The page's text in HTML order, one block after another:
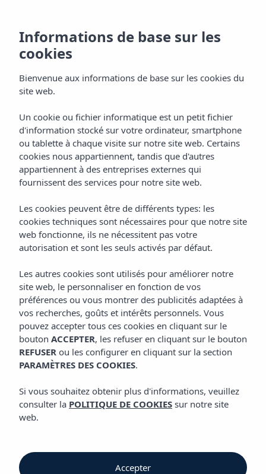
Galerie
Hôtel Vibra District
Hôtel Vibra District
GALERIE
Galerie
Galerie
Informations de base sur les
cookies
Bienvenue aux informations de base sur les cookies du
site web.
Un cookie ou fichier informatique est un petit fichier
d'information stocké sur votre ordinateur, smartphone
ou tablette à chaque visite sur notre site web. Certains
cookies nous appartiennent, tandis que d'autres
appartiennent à des entreprises externes qui
fournissent des services pour notre site web.
Les cookies peuvent être de différents types: les
cookies techniques sont nécessaires pour que notre site
web fonctionne, ils ne nécessitent pas votre
autorisation et sont les seuls activés par défaut.
Les autres cookies sont utilisés pour améliorer notre
site web, le personnaliser en fonction de vos
préférences ou vous montrer des publicités adaptées à
vos recherches, goûts et intérêts personnels. Vous
pouvez accepter tous ces cookies en cliquant sur le
bouton ACCEPTER, les refuser en cliquant sur le bouton
REFUSER ou les configurer en cliquant sur la section
PARAMÈTRES DES COOKIES.
Si vous souhaitez obtenir plus d'informations, veuillez
consulter la POLITIQUE DE COOKIES sur notre site
web.
Accepter